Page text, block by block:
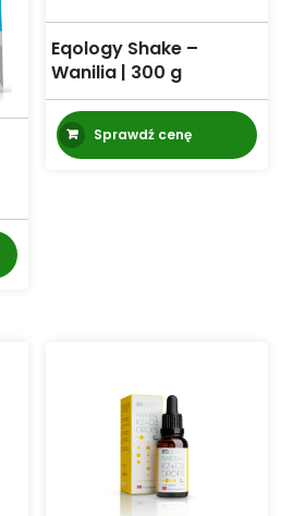
Eqology Shake –
Wanilia | 300 g
Sprawdź cenę